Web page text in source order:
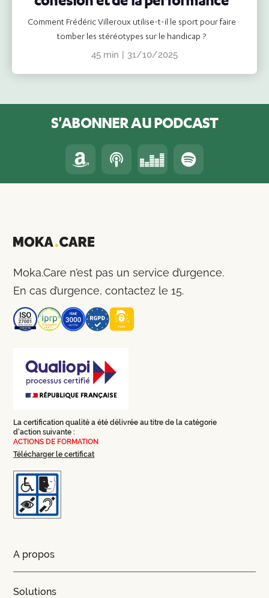
Comment Frédéric Villeroux utilise-t-il le sport pour faire
tomber les stéréotypes sur le handicap ?
45 min | 31/10/2025
S'ABONNER AU PODCAST
Moka.Care n’est pas un service d’urgence.
En cas d’urgence, contactez le 15.
La certification qualité a été délivrée au titre de la catégorie
d'action suivante :
ACTIONS DE FORMATION
Télécharger le certificat
A propos
Solutions